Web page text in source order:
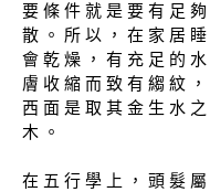
要 條 件 就 是 要 有 足
散 。 所 以 ， 在 家 居
會 乾 燥 ， 有 充 足 的
膚 收 縮 而 致 有 縐 紋
西 面 是 取 其 金 生 水
木 。
在 五 行 學 上 ， 頭 髮